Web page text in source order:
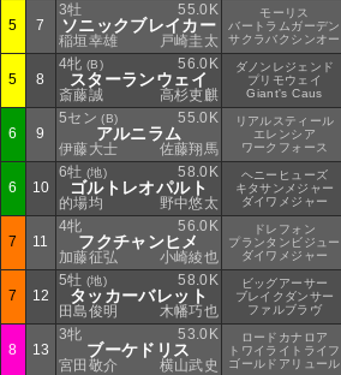
5 7
55.0K
3牡
ソニックブレイカー
稲垣幸雄 戸崎圭太
モーリス
バートラムガーデン
サクラバクシンオー
5 8
56.0K
4牝 (B)
スターランウェイ
斎藤誠 高杉吏麒
ダノンレジェンド
プリモウェイ
Giant's Caus
6 9
55.0K
5セン (B)
アルニラム
伊藤大士 佐藤翔馬
リアルスティール
エレンシア
ワークフォース
6 10
58.0K
6牡 (地)
ゴルトレオパルト
的場均 野中悠太
ヘニーヒューズ
キタサンメジャー
ダイワメジャー
7 11
56.0K
4牝
フクチャンヒメ
加藤征弘 小崎綾也
ドレフォン
プランタンビジュー
ダイワメジャー
7 12
58.0K
5牡 (地)
タッカーバレット
田島俊明 木幡巧也
ビッグアーサー
ブレイクダンサー
ファルブラヴ
8 13
53.0K
3牝
ブーケドリス
宮田敬介 横山武史
ロードカナロア
トワイライトライフ
ゴールドアリュール